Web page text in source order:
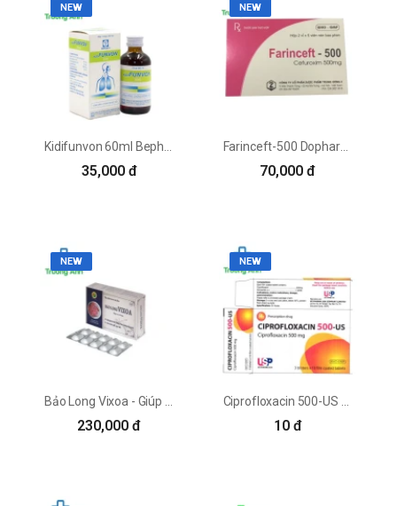
NEW
35,000 đ
NEW
Farinceft-500 Dopharma - Điều trị nhiễm khuẩn thể nhẹ và vừa hiệu quả
70,000 đ
NEW
230,000 đ
NEW
10 đ